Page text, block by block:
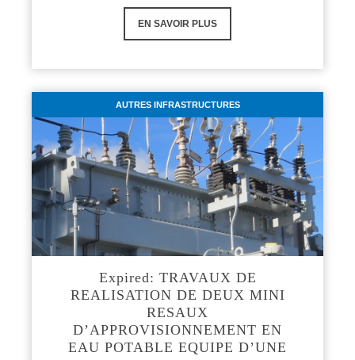
EN SAVOIR PLUS
AUTRES INFRASTRUCTURES
Expired: TRAVAUX DE
REALISATION DE DEUX MINI
RESAUX
D’APPROVISIONNEMENT EN
EAU POTABLE EQUIPE D’UNE